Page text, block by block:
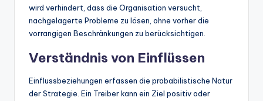
wird verhindert, dass die Organisation versucht,
nachgelagerte Probleme zu lösen, ohne vorher die
vorrangigen Beschränkungen zu berücksichtigen.
Verständnis von Einflüssen
Einflussbeziehungen erfassen die probabilistische Natur
der Strategie. Ein Treiber kann ein Ziel positiv oder